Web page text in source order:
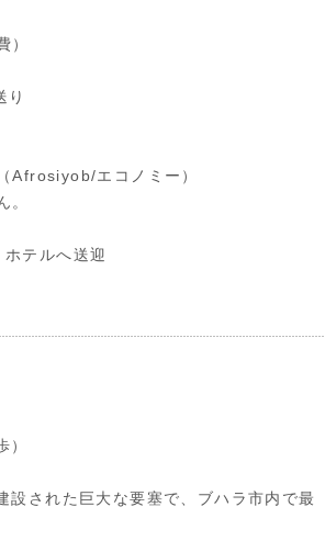
）
り
Afrosiyob/エコノミー）
。
テルへ送迎
）
設された巨大な要塞で、ブハラ市内で最